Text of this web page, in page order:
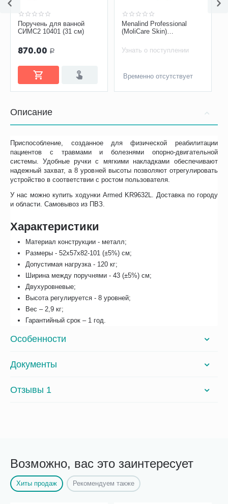
Поручень для ванной
СИМС2 10401 (31 см)
870.00 Р
Menalind Professional
(MoliCare Skin)
Узнать о поступлении
Временно отсутствует
Описание
Приспособление, созданное для физической реабилитации
пациентов с травмами и болезнями опорно-двигательной
системы. Удобные ручки с мягкими накладками обеспечивают
надежный захват, а 8 уровней высоты позволяют отрегулировать
устройство в соответствии с ростом пользователя.
У нас можно купить ходунки Armed KR9632L. Доставка по городу
и области. Самовывоз из ПВЗ.
Характеристики
Материал конструкции - металл;
Размеры - 52х57х82-101 (±5%) см;
Допустимая нагрузка - 120 кг;
Ширина между поручнями - 43 (±5%) см;
Двухуровневые;
Высота регулируется - 8 уровней;
Вес – 2,9 кг;
Гарантийный срок – 1 год.
Особенности
Документы
Отзывы 1
Возможно, вас это заинтересует
Хиты продаж Рекомендуем также